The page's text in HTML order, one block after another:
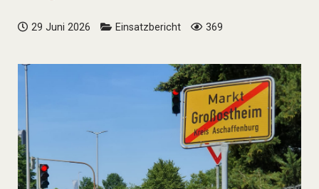
29 Juni 2026 Einsatzbericht 369